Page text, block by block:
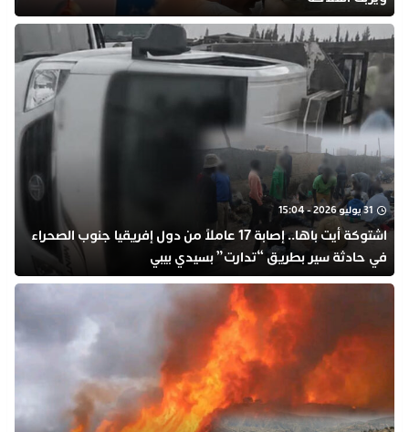
31 يوليو 2026 - 15:04
اشتوكة أيت باها.. إصابة 17 عاملاً من دول إفريقيا جنوب الصحراء
في حادثة سير بطريق “تدارت” بسيدي بيبي